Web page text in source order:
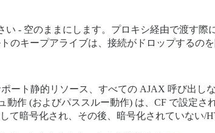
い - 空のままにします。プロキシ経由で渡す
のキープアライブは、接続がドロップするの
ート静的リソース、すべての AJAX 呼び出し
動作 (およびパススルー動作) は、CF で設定さ
て暗号化され、その後、暗号化されていない/